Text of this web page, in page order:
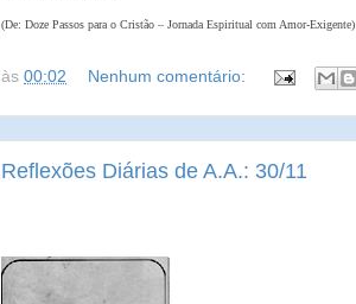
(De: Doze Passos para o Cristão – Jornada Espiritual com Amor-Exigente)
às 00:02 Nenhum comentário:
Reflexões Diárias de A.A.: 30/11